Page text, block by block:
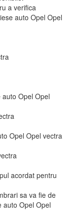
a verifica
auto Opel Opel
Opel Opel
Opel Opel vectra
acordat pentru
sa va fie de
auto Opel Opel